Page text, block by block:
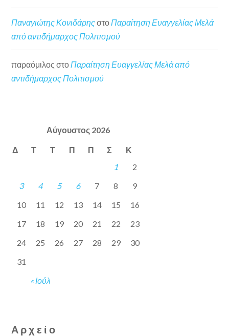
Παναγιώτης ΚονιδάρηςστοΠαραίτηση Ευαγγελίας Μελά
από αντιδήμαρχος Πολιτισμού
παραόμιλος στοΠαραίτηση Ευαγγελίας Μελά από
αντιδήμαρχος Πολιτισμού
Αύγουστος 2026
Δ Τ Τ Π Π Σ Κ
« Ιούλ
1
2
3
4 5 6 7 8
9
10
11 12 13 14 15
16
17
18 19 20 21 22
23
24
25 26 27 28 29
30
31
Αρχείο